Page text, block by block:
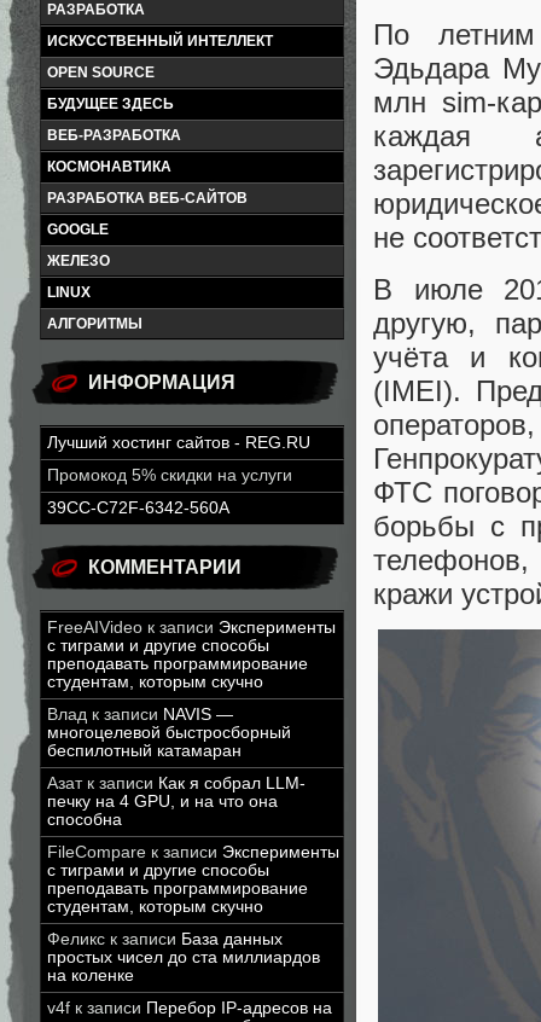
РАЗРАБОТКА
ИСКУССТВЕННЫЙ ИНТЕЛЛЕКТ
OPEN SOURCE
БУДУЩЕЕ ЗДЕСЬ
ВЕБ-РАЗРАБОТКА
КОСМОНАВТИКА
РАЗРАБОТКА ВЕБ-САЙТОВ
GOOGLE
ЖЕЛЕЗО
LINUX
АЛГОРИТМЫ
ИНФОРМАЦИЯ
Лучший хостинг сайтов - REG.RU
Промокод 5% скидки на услуги
39CC-C72F-6342-560A
КОММЕНТАРИИ
FreeAIVideo к записи Эксперименты
с тиграми и другие способы
преподавать программирование
студентам, которым скучно
Влад к записи NAVIS —
многоцелевой быстросборный
беспилотный катамаран
Азатк записи Как я собрал LLM-
печку на 4 GPU, и на что она
способна
FileCompare к записи Эксперименты
с тиграми и другие способы
преподавать программирование
студентам, которым скучно
Феликс к записи База данных
простых чисел до ста миллиардов
на коленке
v4f к записи Перебор IP-адресов на
По
Эдьдара
млн sim-
каждая
не
В июле
другую,
учёта и
(IMEI).
операторов,
ФТС
борьбы с
телефонов,
кражи